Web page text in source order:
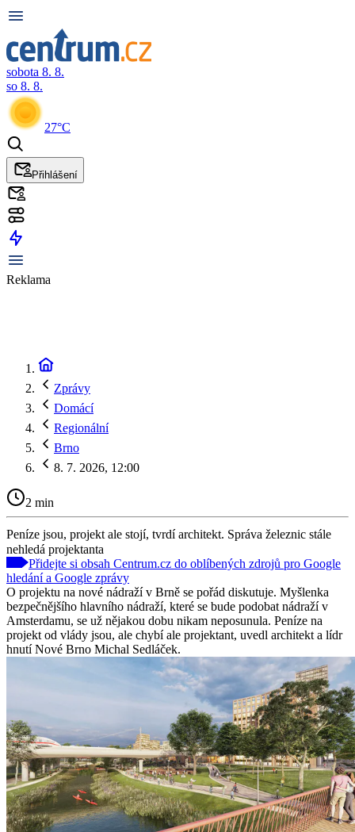
sobota 8. 8.
so 8. 8.
27°C
Přihlášení
Reklama
Zprávy
Domácí
Regionální
Brno
8. 7. 2026, 12:00
2 min
Peníze jsou, projekt ale stojí, tvrdí architekt. Správa železnic stále
nehledá projektanta
Přidejte si obsah Centrum.cz do oblíbených zdrojů pro Google
hledání a Google zprávy
O projektu na nové nádraží v Brně se pořád diskutuje. Myšlenka
bezpečnějšího hlavního nádraží, které se bude podobat nádraží v
Amsterdamu, se už nějakou dobu nikam neposunula. Peníze na
projekt od vlády jsou, ale chybí ale projektant, uvedl architekt a lídr
hnutí Nové Brno Michal Sedláček.